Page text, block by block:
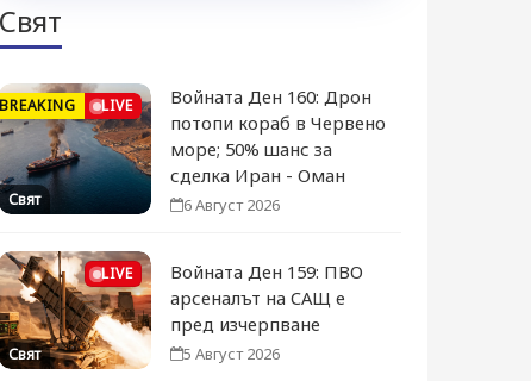
Свят
BREAKING LIVE
Свят
Войната Ден 160: Дрон
потопи кораб в Червено
море; 50% шанс за
сделка Иран - Оман
6 Август 2026
LIVE
Свят
Войната Ден 159: ПВО
арсеналът на САЩ е
пред изчерпване
5 Август 2026